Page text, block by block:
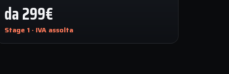
da 299€
Stage 1 · IVA assolta